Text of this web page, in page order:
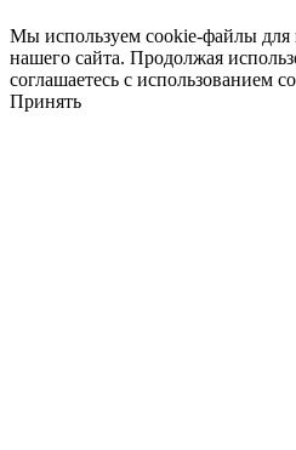
Мы используем cookie-файлы для
нашего сайта. Продолжая
соглашаетесь с использованием
Принять